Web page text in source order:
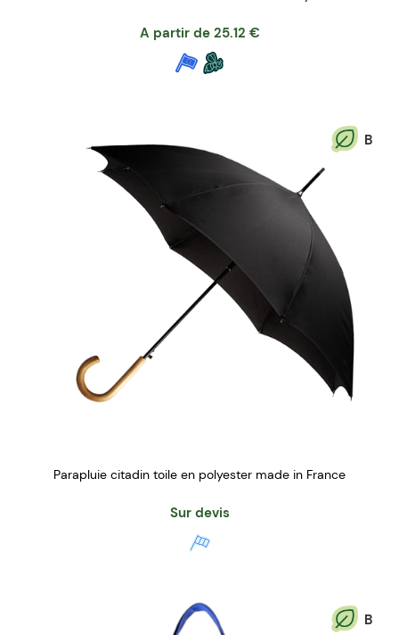
A partir de 25.12 €
B
Parapluie citadin toile en polyester made in France
Sur devis
B